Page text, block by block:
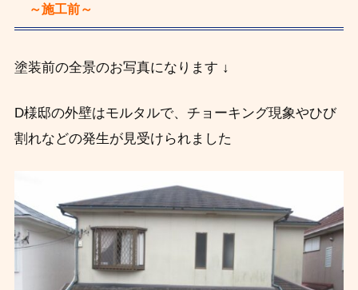
～施工前～
塗装前の全景のお写真になります ↓
D様邸の外壁はモルタルで、チョーキング現象やひび
割れなどの発生が見受けられました